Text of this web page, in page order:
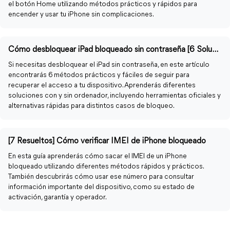
el botón Home utilizando métodos prácticos y rápidos para
encender y usar tu iPhone sin complicaciones.
Cómo desbloquear iPad bloqueado sin contraseña [6 Soluciones]
Si necesitas desbloquear el iPad sin contraseña, en este artículo
encontrarás 6 métodos prácticos y fáciles de seguir para
recuperar el acceso a tu dispositivo. Aprenderás diferentes
soluciones con y sin ordenador, incluyendo herramientas oficiales y
alternativas rápidas para distintos casos de bloqueo.
[7 Resueltos] Cómo verificar IMEI de iPhone bloqueado
En esta guía aprenderás cómo sacar el IMEI de un iPhone
bloqueado utilizando diferentes métodos rápidos y prácticos.
También descubrirás cómo usar ese número para consultar
información importante del dispositivo, como su estado de
activación, garantía y operador.